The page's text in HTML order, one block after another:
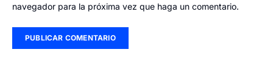
navegador para la próxima vez que haga un comentario.